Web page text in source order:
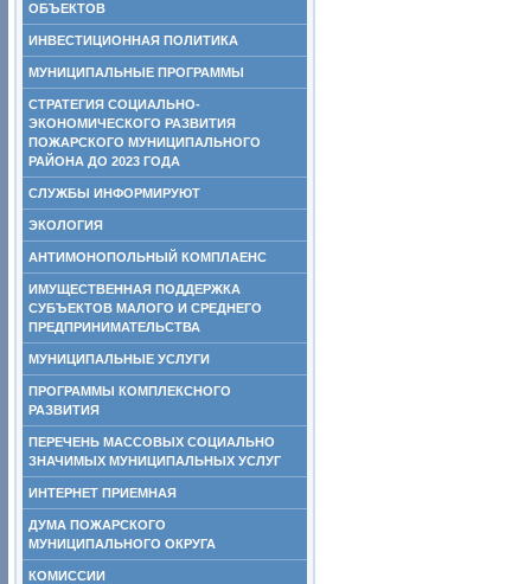
ОБЪЕКТОВ
ИНВЕСТИЦИОННАЯ ПОЛИТИКА
МУНИЦИПАЛЬНЫЕ ПРОГРАММЫ
СТРАТЕГИЯ СОЦИАЛЬНО-
ЭКОНОМИЧЕСКОГО РАЗВИТИЯ
ПОЖАРСКОГО МУНИЦИПАЛЬНОГО
РАЙОНА ДО 2023 ГОДА
СЛУЖБЫ ИНФОРМИРУЮТ
ЭКОЛОГИЯ
АНТИМОНОПОЛЬНЫЙ КОМПЛАЕНС
ИМУЩЕСТВЕННАЯ ПОДДЕРЖКА
СУБЪЕКТОВ МАЛОГО И СРЕДНЕГО
ПРЕДПРИНИМАТЕЛЬСТВА
МУНИЦИПАЛЬНЫЕ УСЛУГИ
ПРОГРАММЫ КОМПЛЕКСНОГО
РАЗВИТИЯ
ПЕРЕЧЕНЬ МАССОВЫХ СОЦИАЛЬНО
ЗНАЧИМЫХ МУНИЦИПАЛЬНЫХ УСЛУГ
ИНТЕРНЕТ ПРИЕМНАЯ
ДУМА ПОЖАРСКОГО
МУНИЦИПАЛЬНОГО ОКРУГА
КОМИССИИ